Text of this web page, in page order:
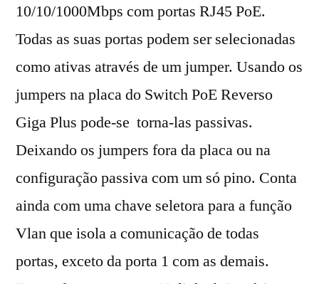
10/10/1000Mbps com portas RJ45 PoE.
Todas as suas portas podem ser selecionadas
como ativas através de um jumper. Usando os
jumpers na placa do Switch PoE Reverso
Giga Plus pode-se torna-las passivas.
Deixando os jumpers fora da placa ou na
configuração passiva com um só pino. Conta
ainda com uma chave seletora para a função
Vlan que isola a comunicação de todas
portas, exceto da porta 1 com as demais.